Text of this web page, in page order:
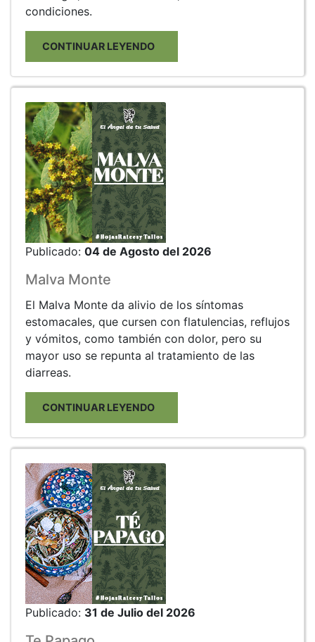
condiciones.
CONTINUAR LEYENDO
Publicado: 04 de Agosto del 2026
Malva Monte
El Malva Monte da alivio de los síntomas
estomacales, que cursen con flatulencias, reflujos
y vómitos, como también con dolor, pero su
mayor uso se repunta al tratamiento de las
diarreas.
CONTINUAR LEYENDO
Publicado: 31 de Julio del 2026